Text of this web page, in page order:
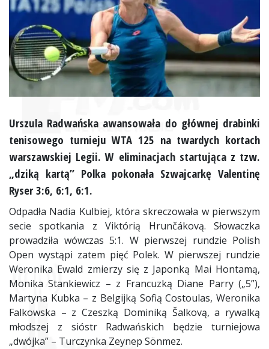
Urszula Radwańska awansowała do głównej drabinki
tenisowego turnieju WTA 125 na twardych kortach
warszawskiej Legii. W eliminacjach startująca z tzw.
„dziką kartą” Polka pokonała Szwajcarkę Valentinę
Ryser 3:6, 6:1, 6:1.
Odpadła Nadia Kulbiej, która skreczowała w pierwszym
secie spotkania z Viktórią Hrunčákovą. Słowaczka
prowadziła wówczas 5:1. W pierwszej rundzie Polish
Open wystąpi zatem pięć Polek. W pierwszej rundzie
Weronika Ewald zmierzy się z Japonką Mai Hontamą,
Monika Stankiewicz – z Francuzką Diane Parry („5”),
Martyna Kubka – z Belgijką Sofią Costoulas, Weronika
Falkowska – z Czeszką Dominiką Šalkovą, a rywalką
młodszej z sióstr Radwańskich będzie turniejowa
„dwójka” – Turczynka Zeynep Sönmez.